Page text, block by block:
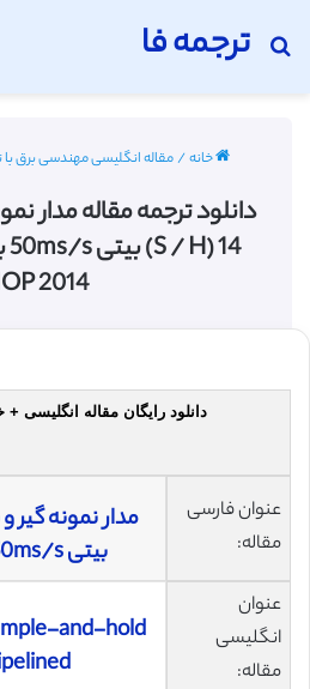
ترجمه فا
جستجو برای
خانه/مقاله انگلیسی مهندسی برق با ترجمه
دانلود ترجمه مقاله مدار
2014
دانلود رایگان مقاله انگلیسی
عنوان فارسی
مقاله:
بیتی 50ms/s برای ADC پایپی
عنوان
انگلیسی
مقاله:
and-hold